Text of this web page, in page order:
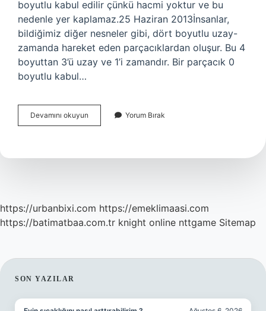
boyutlu kabul edilir çünkü hacmi yoktur ve bu
nedenle yer kaplamaz.25 Haziran 2013İnsanlar,
bildiğimiz diğer nesneler gibi, dört boyutlu uzay-
zamanda hareket eden parçacıklardan oluşur. Bu 4
boyuttan 3’ü uzay ve 1’i zamandır. Bir parçacık 0
boyutlu kabul…
Devamını okuyun
Kaç
Yorum Bırak
https://urbanbixi.com https://emeklimaasi.com
https://batimatbaa.com.tr knight online nttgame Sitemap
SIDEBAR
SON YAZILAR